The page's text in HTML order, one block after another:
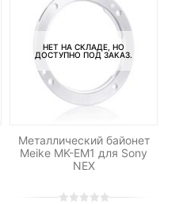
НЕТ НА СКЛАДЕ, НО
ДОСТУПНО ПОД ЗАКАЗ.
Металлический байонет
Meike MK-EM1 для Sony
NEX